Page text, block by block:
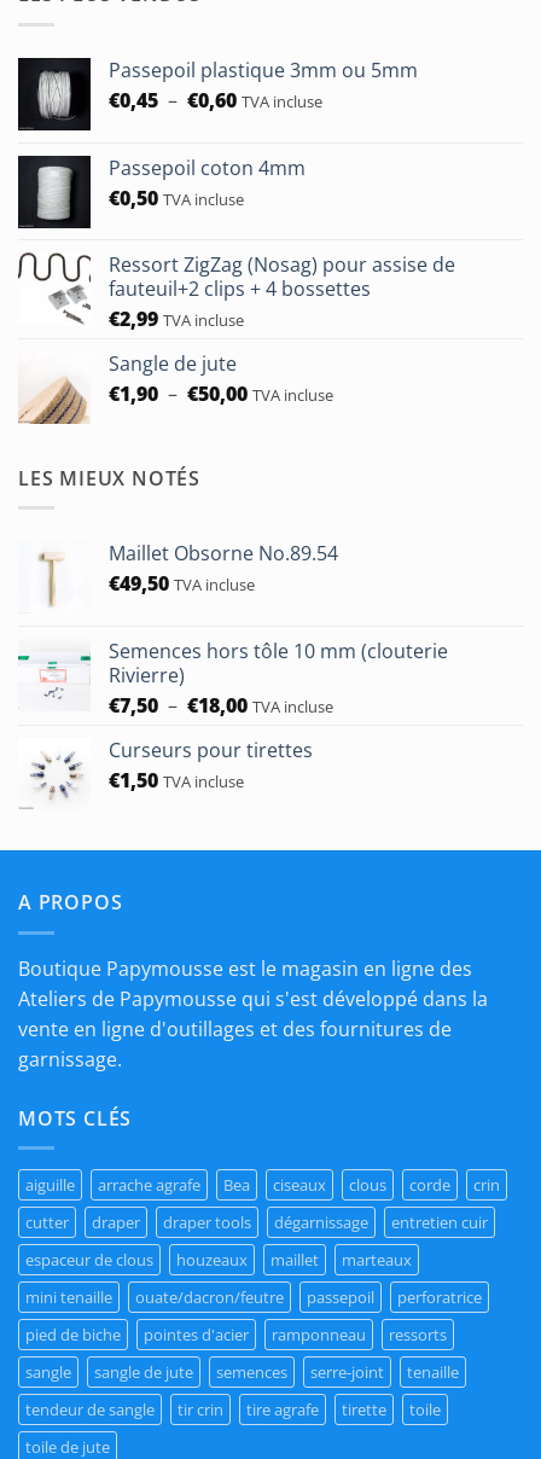
€24,00
Passepoil plastique 3mm ou 5mm
€0,45 – €0,60Plage
€0,45
à
TVA incluse
Passepoil coton 4mm
€0,50 TVA incluse
Ressort ZigZag (Nosag) pour assise de
fauteuil+2 clips + 4 bossettes
€2,99 TVA incluse
Sangle de jute
€1,90 – €50,00Plage
TVA incluse
LES MIEUX NOTÉS
Maillet Obsorne No.89.54
€49,50 TVA incluse
Semences hors tôle 10 mm (clouterie
Rivierre)
€7,50 – €18,00Plage
prix :
TVA incluse
Curseurs pour tirettes
€1,50 TVA incluse
A PROPOS
Boutique Papymousse est le magasin en ligne des
Ateliers de Papymousse qui s'est développé dans la
vente en ligne d'outillages et des fournitures de
garnissage.
MOTS CLÉS
aiguille arrache agrafe Bea ciseaux clous corde
crin
cutter
draper draper tools dégarnissage
entretien cuir
espaceur de clous
houzeaux maillet
marteaux
mini tenaille
ouate/dacron/feutre passepoil
perforatrice
pied de biche
pointes d'acier ramponneau
ressorts
sangle
sangle de jute semences serre-joint
tenaille
tendeur de sangle
tir crin tire agrafe tirette
toile
toile de jute